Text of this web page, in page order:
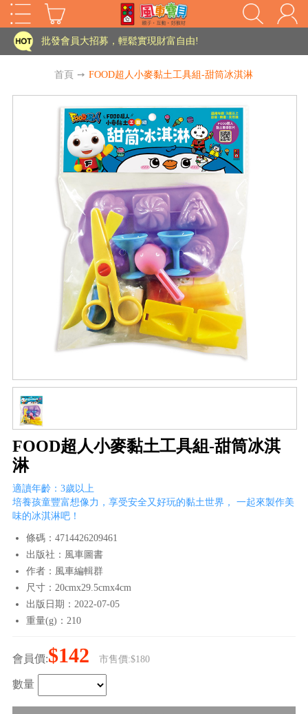
HOT
家長樂了!「風車書版集團暨FOOD超人企業總部」目前正興建中!
批發會員大招募，輕鬆實現財富自由!
老師您好!!幼教會員火熱招募中~
海外購物免煩惱！點我查看『海外購物流程說明』
批發會員大招募，輕鬆實現財富自由!
老師您好!!幼教會員火熱招募中~
海外購物免煩惱！點我查看『海外購物流程說明』
首頁 ➙ FOOD超人小麥黏土工具組-甜筒冰淇淋
FOOD超人小麥黏土工具組-甜筒冰淇
淋
適讀年齡：3歲以上
培養孩童豐富想像力，享受安全又好玩的黏土世界， 一起來製作美
味的冰淇淋吧！
條碼：4714426209461
出版社：風車圖書
作者：風車編輯群
尺寸：20cmx29.5cmx4cm
出版日期：2022-07-05
重量(g)：210
會員價:$142 市售價:$180
數量